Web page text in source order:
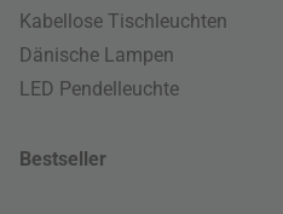
Kabellose Tischleuchten
Dänische Lampen
LED Pendelleuchte
Bestseller